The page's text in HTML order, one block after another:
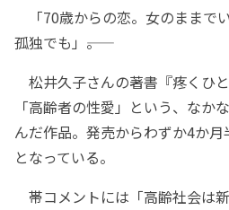
「70歳からの恋。女のままで
孤独でも」――。
松井久子さんの著書『疼くひ
「高齢者の性愛」という、なか
んだ作品。発売からわずか4か
となっている。
帯コメントには「高齢社会は